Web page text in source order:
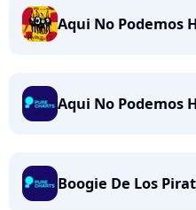
Aqui No Podemos
Aqui No Podemos
Boogie De Los